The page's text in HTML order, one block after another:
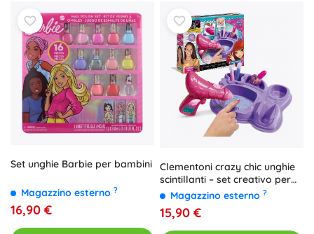
Set unghie Barbie per bambini
Magazzino esterno ?
16,90 €
Clementoni crazy chic unghie
scintillanti – set creativo per
decorare le unghie per
bambini
Magazzino esterno ?
15,90 €